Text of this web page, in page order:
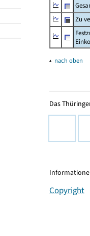
Zu
▴ nach oben
Das
Copyright